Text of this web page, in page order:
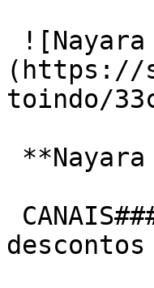
(https://
toindo/